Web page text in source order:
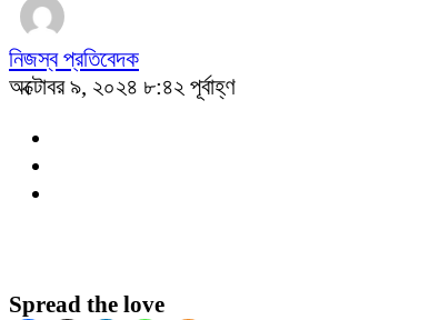
নিজস্ব প্রতিবেদক
অক্টোবর ৯, ২০২৪ ৮:৪২ পূর্বাহ্ণ
Spread the love